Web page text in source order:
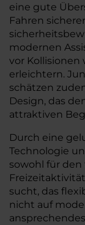
eine gute
Fahren
modernen
vor Kollisionen
erleichtern.
schätzen
Design, das
attraktiven
Durch eine
Technologie
sowohl für
sucht, das
nicht auf